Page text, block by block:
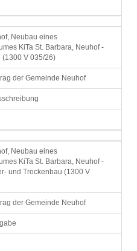
Neubau eines
KiTa St. Barbara, Neuhof -
(1300 V 035/26)
der Gemeinde Neuhof
Neubau eines
KiTa St. Barbara, Neuhof -
und Trockenbau (1300 V
der Gemeinde Neuhof